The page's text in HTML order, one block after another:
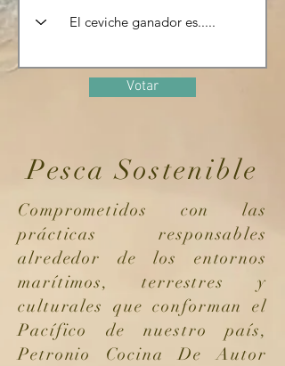
Votar
Pesca Sostenible
Comprometidos con las
prácticas responsables
alrededor de los entornos
marítimos, terrestres y
culturales que conforman el
Pacífico de nuestro país,
Petronio Cocina De Autor